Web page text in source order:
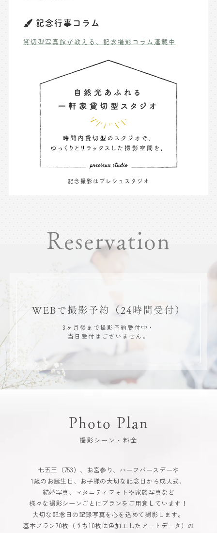
記念行事コラム
貸切型写真館が教える、記念撮影コラム連載中
記念撮影はプレシュスタジオ
Reservation
WEBで撮影予約 （24時間受付）
3ヶ月後まで撮影予約受付中・
当日受付はございません。
Photo Plan
撮影シーン・料金
七五三（753）、お宮参り、ハーフバースデーや
1歳のお誕生日、お子様の大切な記念日から成人式、
結婚写真、マタニティフォトや家族写真など
様々な撮影シーンごとにプランをご用意しています！
大切な記念日の記録写真を心を込めて撮影します。
基本プラン70枚（うち10枚は色加工したアートデータ）の